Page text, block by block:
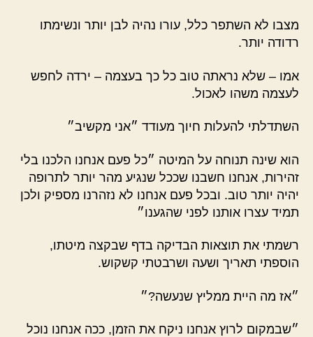
מצבו לא השתפר כלל, עורו נהיה לבן יותר ונשימתו
רדודה יותר.
אמו – שלא נראתה טוב כל כך בעצמה – ירדה לחפש
לעצמה משהו לאכול.
השתדלתי להעלות חיוך מעודד ״אני מקשיב״
הוא שינה תנוחה על המיטה ״כל פעם אנחנו הלכנו בלי
זהירות, אנחנו חשבנו שככל שנגיע מהר יותר לתרופה
יהיה יותר טוב. ובכל פעם אנחנו לא נזהרנו מספיק ולכן
תמיד עצרו אותנו לפני שהגענו״
רשמתי את תוצאות הבדיקה בדף שבקצה מיטתו,
הוספתי תאריך ושעה ושרבטתי קשקוש.
״אז מה היית ממליץ שנעשה?״
״שבמקום לרוץ אנחנו ניקח את הזמן, ככה אנחנו נוכל